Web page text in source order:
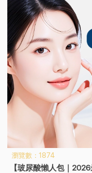
瀏覽數：1874
【玻尿酸懶人包｜